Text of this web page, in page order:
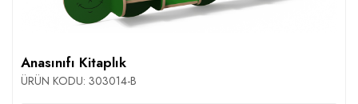
Anasınıfı Kitaplık
ÜRÜN KODU: 303014-B